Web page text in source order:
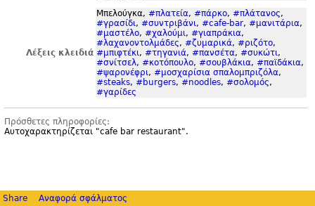
Λέξεις κλειδιά
Μπελούγκα, #πλατεία, #πάρκο, #πλάτανος,
#γρασίδι, #συντριβάνι, #cafe-bar, #μανιτάρια,
#μαστέλο, #χαλούμι, #γιαπράκια,
#λαχανοντολμάδες, #ζυμαρικά, #ριζότο,
#μπιφτέκι, #τηγανιά, #πανσέτα, #συκώτι,
#σνίτσελ, #κοτόπουλο, #σουβλάκια, #παϊδάκια,
#ψαρονέφρι, #μοσχαρίσια σπαλομπριζόλα,
#steaks, #burgers, #noodles, #σολομός,
#γαρίδες
Πρόσθετες πληροφορίες:
Αυτοχαρακτηρίζεται "cafe bar restaurant".
Share Αναφορά σφάλματος